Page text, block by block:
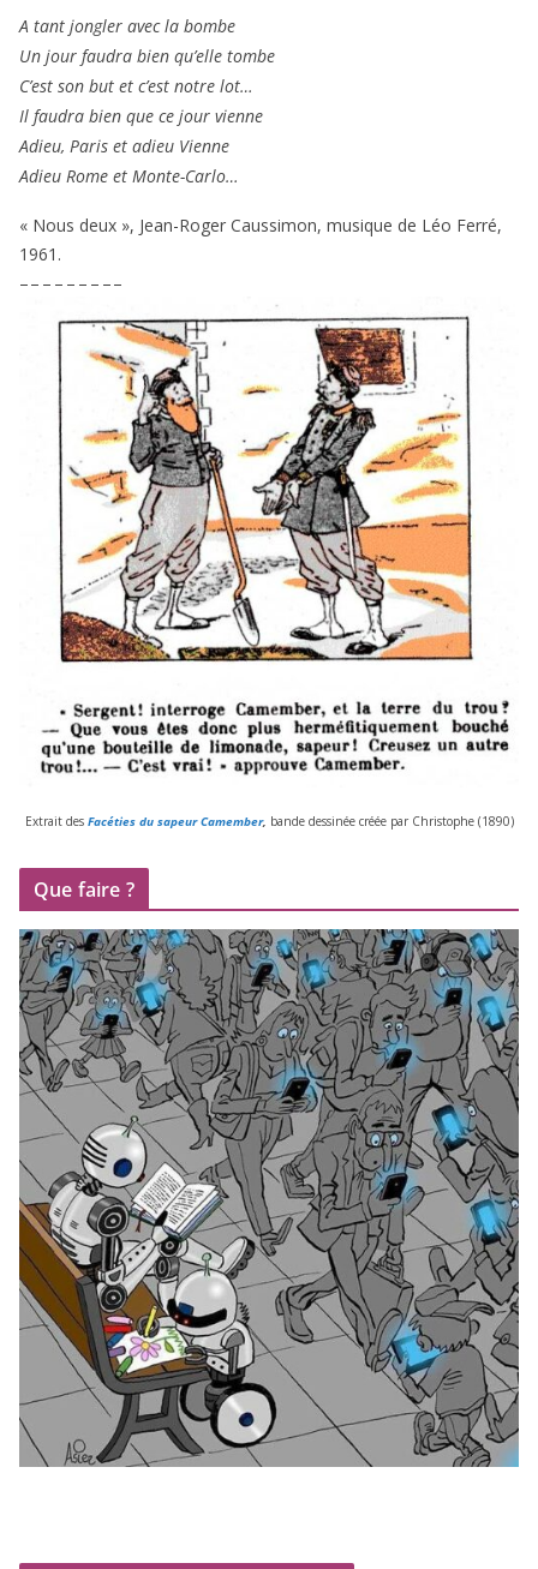
A tant jon­gler avec la bombe
Un jour fau­dra bien qu’elle tombe
C’est son but et c’est notre lot…
Il fau­dra bien que ce jour vienne
Adieu, Paris et adieu Vienne
Adieu Rome et Monte-Carlo…
« Nous deux », Jean-Roger Caussimon, musique de Léo Ferré,
1961 .
– – – – – – – – –
Extrait desFacéties du sapeur Camember, bande des­si­née créée par Christophe (1890)
Que faire ?